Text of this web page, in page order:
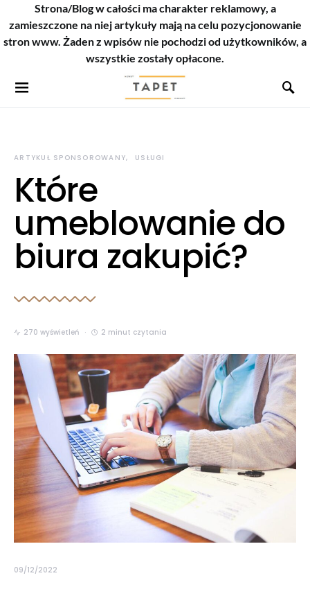
Strona/Blog w całości ma charakter reklamowy, a
zamieszczone na niej artykuły mają na celu pozycjonowanie
stron www. Żaden z wpisów nie pochodzi od użytkowników, a
wszystkie zostały opłacone.
ARTYKUŁ SPONSOROWANY USŁUGI
Które
umeblowanie do
biura zakupić?
270 wyświetleń 2 minut czytania
09/12/2022